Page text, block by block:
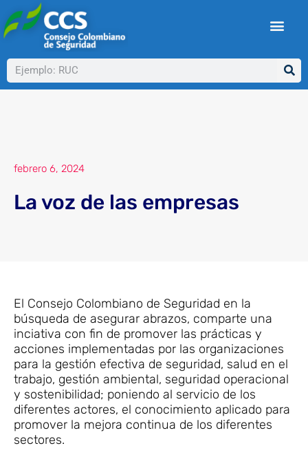
al
contenido
Buscar
febrero 6, 2024
La voz de las empresas
El Consejo Colombiano de Seguridad en la
búsqueda de asegurar abrazos, comparte una
inciativa con fin de promover las prácticas y
acciones implementadas por las organizaciones
para la gestión efectiva de seguridad, salud en el
trabajo, gestión ambiental, seguridad operacional
y sostenibilidad; poniendo al servicio de los
diferentes actores, el conocimiento aplicado para
promover la mejora continua de los diferentes
sectores.